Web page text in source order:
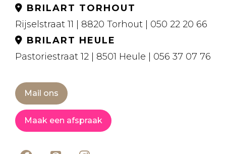
BRILART TORHOUT
Rijselstraat 11 | 8820 Torhout | 050 22 20 66
BRILART HEULE
Pastoriestraat 12 | 8501 Heule | 056 37 07 76
Mail ons
Maak een afspraak